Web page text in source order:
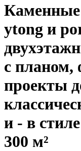
Каменные
ytong и
с планом,
проекты
и - в
300 м²